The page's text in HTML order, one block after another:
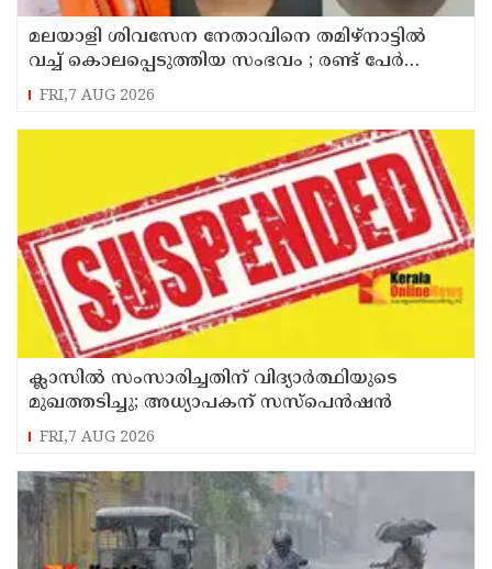
മലയാളി ശിവസേന നേതാവിനെ തമിഴ്നാട്ടിൽ
വച്ച് കൊലപ്പെടുത്തിയ സംഭവം ; രണ്ട് പേർ
പിടിയിൽ
FRI,7 AUG 2026
ക്ലാസിൽ സംസാരിച്ചതിന് വിദ്യാര്‍ത്ഥിയുടെ
മുഖത്തടിച്ചു; അധ്യാപകന് സസ്പെൻഷൻ
FRI,7 AUG 2026